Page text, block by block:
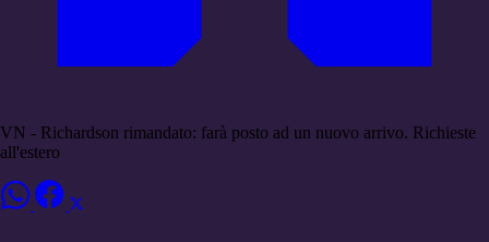
VN - Richardson rimandato: farà posto ad un nuovo arrivo. Richieste
all'estero